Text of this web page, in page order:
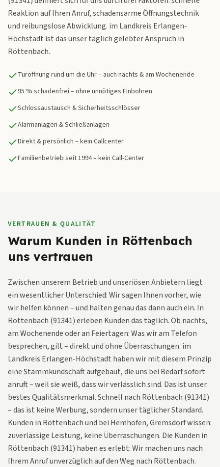
Reaktion auf Ihren Anruf, schadensarme Öffnungstechnik
und reibungslose Abwicklung. im Landkreis Erlangen-
Höchstadt ist das unser täglich gelebter Anspruch in
Röttenbach.
Türöffnung rund um die Uhr – auch nachts & am Wochenende
95 % schadenfrei – ohne unnötiges Einbohren
Schlossaustausch & Sicherheitsschlösser
Alarmanlagen & Schließanlagen
Direkt & persönlich – kein Callcenter
Familienbetrieb seit 1994 – kein Call-Center
VERTRAUEN & QUALITÄT
Warum Kunden in Röttenbach
uns vertrauen
Zwischen unserem Betrieb und unseriösen Anbietern liegt
ein wesentlicher Unterschied: Wir sagen Ihnen vorher, wie
wir helfen können – und halten genau das dann auch ein. In
Röttenbach (91341) erleben Kunden das täglich. Ob nachts,
am Wochenende oder an Feiertagen: Was wir am Telefon
besprechen, gilt – direkt und ohne Überraschungen. im
Landkreis Erlangen-Höchstadt haben wir mit diesem Prinzip
eine Stammkundschaft aufgebaut, die uns bei Bedarf sofort
anruft – weil sie weiß, dass wir verlässlich sind. Das ist unser
bestes Qualitätsmerkmal. Schnell nach Röttenbach (91341)
– das ist keine Werbung, sondern unser täglicher Standard.
Kunden in Röttenbach und bei Hemhofen, Gremsdorf wissen:
zuverlässige Leistung, keine Überraschungen. Die Kunden in
Röttenbach (91341) haben es erlebt: Wir machen uns nach
Ihrem Anruf unverzüglich auf den Weg nach Röttenbach.